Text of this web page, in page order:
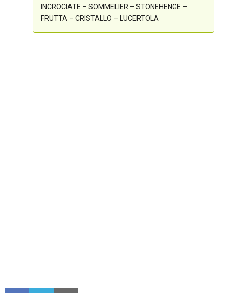
INCROCIATE – SOMMELIER – STONEHENGE –
FRUTTA – CRISTALLO – LUCERTOLA